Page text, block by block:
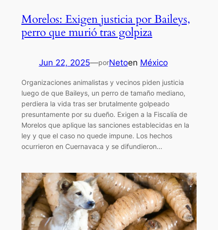
Morelos: Exigen justicia por Baileys,
perro que murió tras golpiza
Jun 22, 2025—porNetoen México
Organizaciones animalistas y vecinos piden justicia
luego de que Baileys, un perro de tamaño mediano,
perdiera la vida tras ser brutalmente golpeado
presuntamente por su dueño. Exigen a la Fiscalía de
Morelos que aplique las sanciones establecidas en la
ley y que el caso no quede impune. Los hechos
ocurrieron en Cuernavaca y se difundieron…